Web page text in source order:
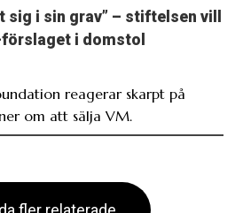
sig i sin grav” – stiftelsen vill
förslaget i domstol
reagerar skarpt på
om att sälja VM.